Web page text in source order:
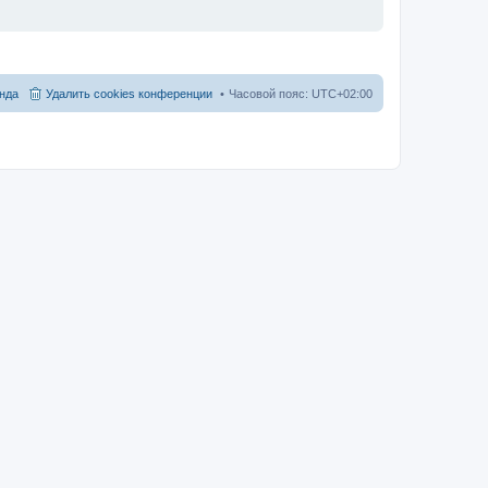
Часовой пояс: UTC+02:00
Удалить cookies конференции